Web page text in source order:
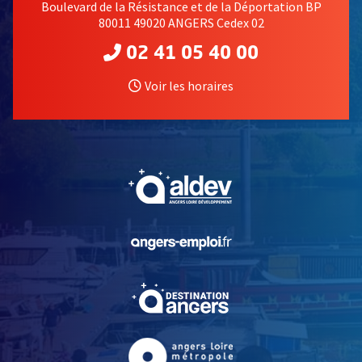
Boulevard de la Résistance et de la Déportation BP
80011 49020 ANGERS Cedex 02
02 41 05 40 00
Voir les horaires
, Ouvre une nouvelle
, Ouvre une nouvelle